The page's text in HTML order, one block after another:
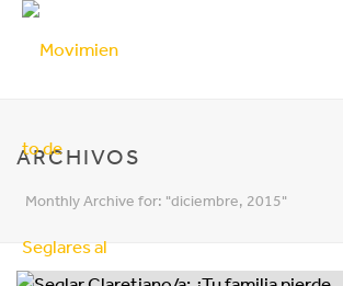
ARCHIVOS
Monthly Archive for: "diciembre, 2015"